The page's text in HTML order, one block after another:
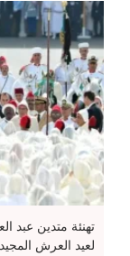
لعيد العرش المجيد